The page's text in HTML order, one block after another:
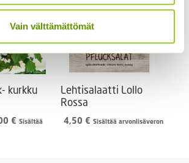
Vain välttämättömät
kurkku
€ Hintaluokka:
Sisältää
Lehtisalaatti Lollo
Rossa
4,50 € Sisältää arvonlisäveron